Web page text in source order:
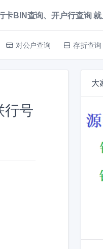
卡BIN查询、开户行查询
对公户查询 存折查询
行号
大